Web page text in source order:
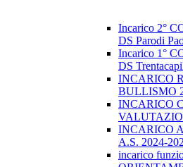
Incarico 2°
DS Parodi
Incarico 1°
DS
INCARICO
BULLISMO
INCARICO
INCARICO
A.S. 2024-
incarico